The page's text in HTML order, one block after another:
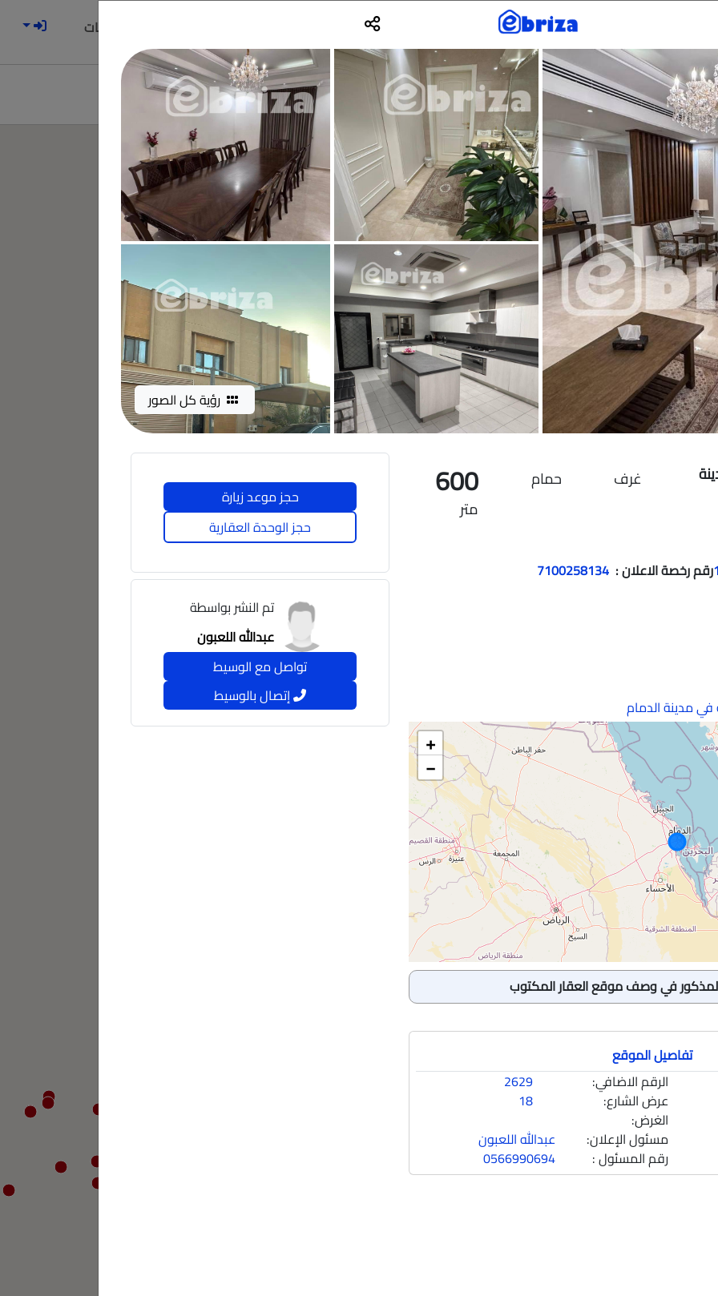
الاشتراكات
نوع العقار بحث متقدم بحث مسح الفلاتر
ترتيب حسب
Previous
6 حمام|
323.35 متر
في شارع علباء بن أرقم, حي المنصورة,
منطقة الرياض
Previous
2 حمام |
103.13 متر
شارع داود القاضي, حي الصفاء,
منطقة مكة المكرمة
Previous
ارض للبيع في شارع الوفاء 50, حي الوفاء, مدينة
رؤية كل الصور
غرف حمام 600
متر
رقم رخصة الاعلان : 7100258134
مدينة الدمام
+
−
في وصف موقع العقار المكتوب
تفاصيل الموقع
الرقم الاضافي:
2629
عرض الشارع:
18
الغرض:
مسئول الإعلان:
عبدالله اللعبون
رقم المسئول :
0566990694
حجز موعد زيارة
حجز الوحدة العقارية
تم النشر بواسطة
عبدالله اللعبون
تواصل مع الوسيط
إتصال بالوسيط